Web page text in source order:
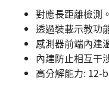
搜尋
對應長距離檢測。
透過裝載示教功
感測器前端內建
內建防止相互干
高分解能力: 12-